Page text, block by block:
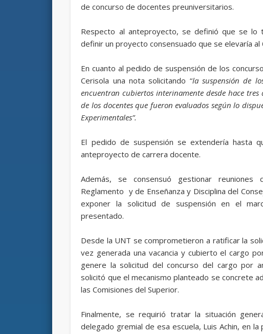
de concurso de docentes preuniversitarios.
Respecto al anteproyecto, se definió que se
definir un proyecto consensuado que se elevaría al
En cuanto al pedido de suspensión de los
Cerisola una nota solicitando “la suspensión de
encuentran cubiertos interinamente desde hace
de los docentes que fueron evaluados según lo
Experimentales”.
El pedido de suspensión se extendería hasta
anteproyecto de carrera docente.
Además, se consensuó gestionar
Reglamento y de Enseñanza y Disciplina del
exponer la solicitud de suspensión en el
presentado.
Desde la UNT se comprometieron a ratificar la
vez generada una vacancia y cubierto el cargo
genere la solicitud del concurso del cargo por
solicitó que el mecanismo planteado se concrete
las Comisiones del Superior.
Finalmente, se requirió tratar la situación
delegado gremial de esa escuela, Luis Achin, en